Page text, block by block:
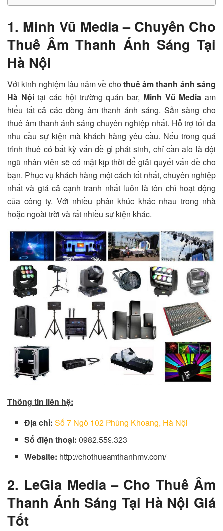
1. Minh Vũ Media – Chuyên Cho
Thuê Âm Thanh Ánh Sáng Tại
Hà Nội
Với kinh nghiệm lâu năm về chothuê âm thanh ánh sáng
Hà Nộitại các hội trường quán bar, Minh Vũ Media am
hiểu tất cả các dòng âm thanh ánh sáng. Sẵn sàng cho
thuê âm thanh ánh sáng chuyên nghiệp nhất. Hỗ trợ tối đa
nhu cầu sự kiện mà khách hàng yêu cầu. Nếu trong quá
trình thuê có bất kỳ vấn đề gì phát sinh, chỉ cần alo là đội
ngũ nhân viên sẽ có mặt kịp thời để giải quyết vấn đề cho
bạn. Phục vụ khách hàng một cách tốt nhất, chuyên nghiệp
nhất và giá cả cạnh tranh nhất luôn là tôn chỉ hoạt động
của công ty. Với nhiều phân khúc khác nhau trong nhà
hoặc ngoài trời và rất nhiều sự kiện khác.
Thông tin liên hệ:
Địa chỉ: Số 7 Ngõ 102 Phùng Khoang, Hà Nội
Số điện thoại: 0982.559.323
Website: http://chothueamthanhmv.com/
2. LeGia Media – Cho Thuê Âm
Thanh Ánh Sáng Tại Hà Nội Giá
Tốt